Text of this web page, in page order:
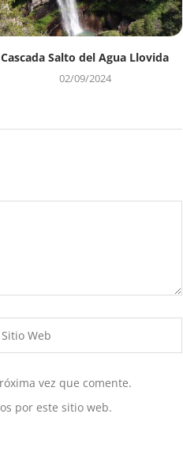
Cascada Salto del Agua Llovida
02/09/2024
vez que comente.
por este sitio web.